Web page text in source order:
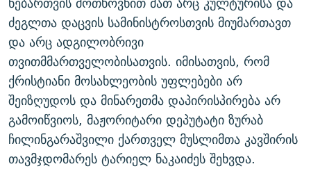
ძეგლთა დაცვის სამინისტროსთვის მიუმართავთ
და არც ადგილობრივი
თვითმმართველობისათვის. იმისათვის, რომ
ქრისტიანი მოსახლეობის უფლებები არ
შეიზღუდოს და მინარეთმა დაპირისპირება არ
გამოიწვიოს, მაჟორიტარი დეპუტატი ზურაბ
ჩილინგარაშვილი ქართველ მუსლიმთა კავშირის
თავმჯდომარეს ტარიელ ნაკაიძეს შეხვდა.